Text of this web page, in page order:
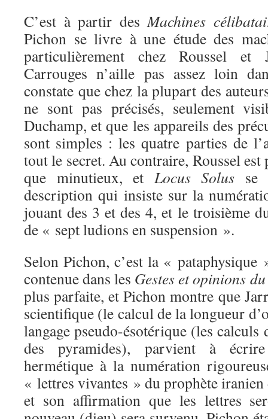
C’est à partir desMachines
Pichon se livre à une étude des
particulièrement chez Roussel et
Carrouges n’aille pas assez loin
constate que chez la plupart des
ne sont pas précisés, seulement
Duchamp, et que les appareils des
sont simples : les quatre parties de
tout le secret. Au contraire, Roussel
que minutieux, et Locus Solus se
description qui insiste sur la
jouant des 3 et des 4, et le troisième
de « sept ludions en suspension ».
Selon Pichon, c’est la « pataphysique
contenue dans les Gestes et opinions
plus parfaite, et Pichon montre que
scientifique (le calcul de la longueur
langage pseudo-ésotérique (les calculs
des pyramides), parvient à
hermétique à la numération
« lettres vivantes » du prophète
et son affirmation que les lettres